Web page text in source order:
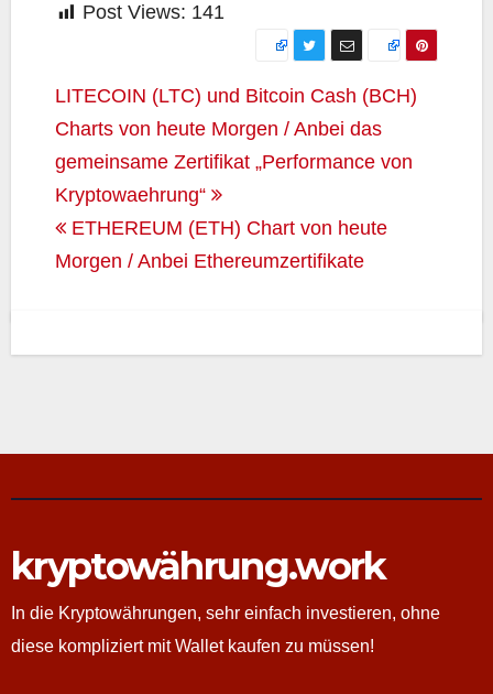
Post Views: 141
Beitragsnavigation
LITECOIN (LTC) und Bitcoin Cash (BCH)
Charts von heute Morgen / Anbei das
gemeinsame Zertifikat „Performance von
Kryptowaehrung“
ETHEREUM (ETH) Chart von heute
Morgen / Anbei Ethereumzertifikate
kryptowährung.work
In die Kryptowährungen, sehr einfach investieren, ohne
diese kompliziert mit Wallet kaufen zu müssen!